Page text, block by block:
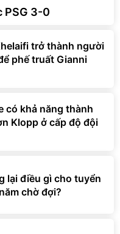
PSG 3-0
trở thành người
phế truất Gianni
có khả năng thành
Klopp ở cấp độ đội
lại điều gì cho tuyển
chờ đợi?